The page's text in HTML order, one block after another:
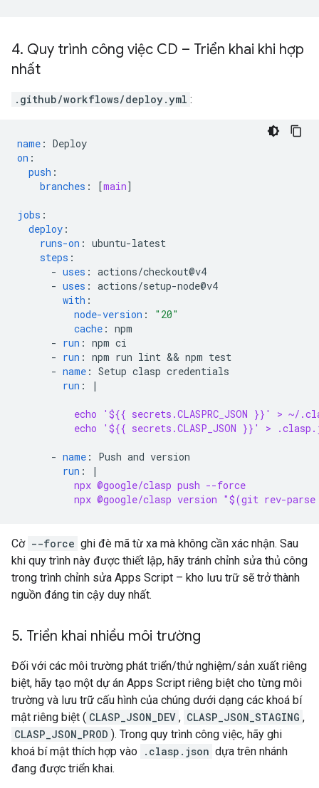
4. Quy trình công việc CD – Triển khai khi hợp
nhất
.github/workflows/deploy.yml :
name : Deploy
on :
push :
branches : [main]
jobs :
deploy :
runs-on : ubuntu-latest
steps :
- uses : actions/checkout@v4
- uses : actions/setup-node@v4
with :
node-version :
"20"
cache : npm
- run : npm ci
- run : npm run lint && npm test
- name : Setup clasp credentials
run : |
echo '${{ secrets.CLASPRC_JSON }}' > ~/
echo '${{ secrets.CLASP_JSON }}' >
- name :
Push and version
run :
|
npx @google/clasp push --force
npx @google/clasp version "$(git rev-
Cờ --force ghi đè mã từ xa mà không cần xác nhận. Sau
khi quy trình này được thiết lập, hãy tránh chỉnh sửa thủ công
trong trình chỉnh sửa Apps Script – kho lưu trữ sẽ trở thành
nguồn đáng tin cậy duy nhất.
5. Triển khai nhiều môi trường
Đối với các môi trường phát triển/thử nghiệm/sản xuất riêng
biệt, hãy tạo một dự án Apps Script riêng biệt cho từng môi
trường và lưu trữ cấu hình của chúng dưới dạng các khoá bí
mật riêng biệt ( CLASP_JSON_DEV , CLASP_JSON_STAGING ,
CLASP_JSON_PROD ). Trong quy trình công việc, hãy ghi
khoá bí mật thích hợp vào .clasp.json dựa trên nhánh
đang được triển khai.